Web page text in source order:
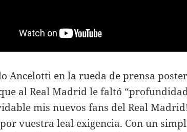
Ancelotti en la rueda de prensa
al Real Madrid le faltó
mis nuevos fans del Real
vuestra leal exigencia. Con un